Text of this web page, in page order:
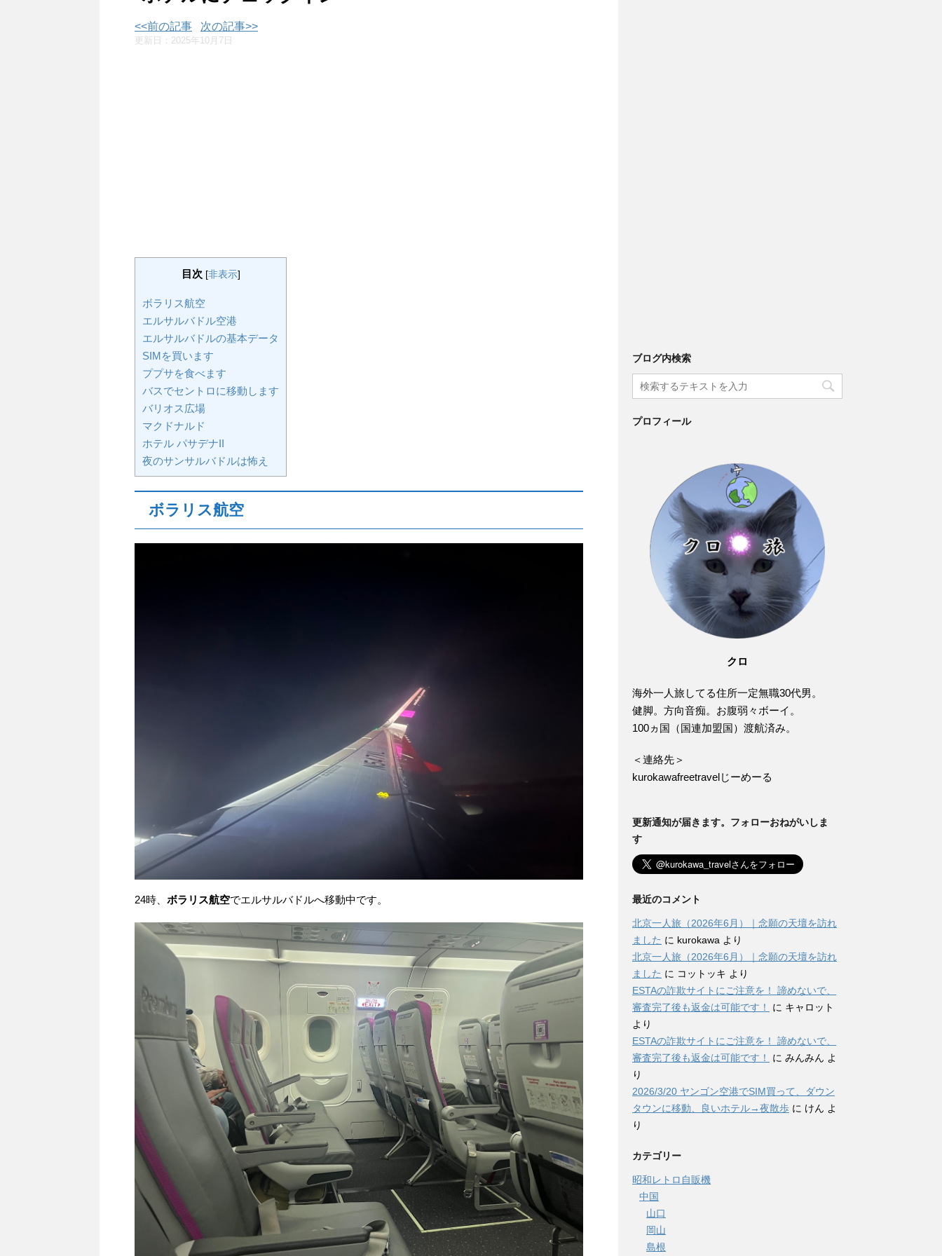
<<前の記事 次の記事>>
更新日： 2025年10月7日
目次 [非表示]
ボラリス航空
エルサルバドル空港
エルサルバドルの基本データ
SIMを買います
ププサを食べます
バスでセントロに移動します
バリオス広場
マクドナルド
ホテル パサデナII
夜のサンサルバドルは怖え
ボラリス航空
24時、 ボラリス航空でエルサルバドルへ移動中です。
ブログ内検索
プロフィール
クロ
海外一人旅してる住所一定無職30代男。
健脚。方向音痴。お腹弱々ボーイ。
100ヵ国（国連加盟国）渡航済み。
＜連絡先＞
kurokawafreetravelじーめーる
更新通知が届きます。フォローおねがいしま
す
最近のコメント
北京一人旅（2026年6月）｜念願の天壇を訪れ
ました に kurokawa より
北京一人旅（2026年6月）｜念願の天壇を訪れ
ました に コットッキ より
ESTAの詐欺サイトにご注意を！ 諦めないで、
審査完了後も返金は可能です！
に キャロット
より
ESTAの詐欺サイトにご注意を！ 諦めないで、
審査完了後も返金は可能です！
に みんみん よ
り
2026/3/20 ヤンゴン空港でSIM買って、ダウン
タウンに移動、良いホテル→夜散歩 に けん よ
り
カテゴリー
昭和レトロ自販機
中国
山口
岡山
島根